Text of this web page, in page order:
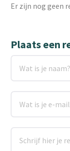
Er zijn nog geen
Plaats een